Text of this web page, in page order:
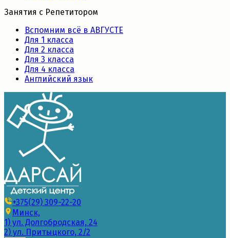
Занятия с Репетитором
Вспомним всё в АВГУСТЕ
Для 1 класса
Для 2 класса
Для 3 класса
Для 4 класса
Английский язык
+375(29) 309-22-20
Минск,
1) ул. Долгобродская, 24
2) ул. Притыцкого, 2/2